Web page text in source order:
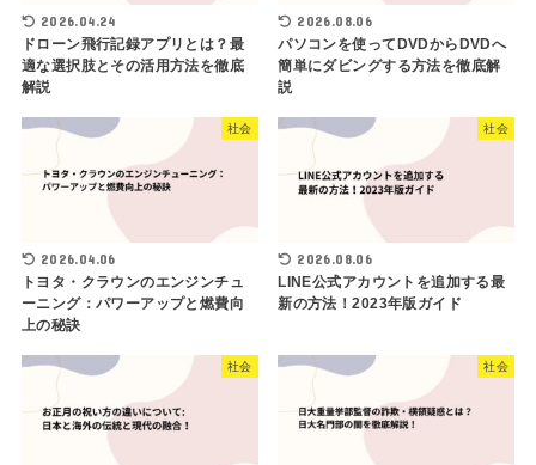
2026.04.24
ドローン飛行記録アプリとは？最
適な選択肢とその活用方法を徹底
解説
2026.08.06
パソコンを使ってDVDからDVDへ
簡単にダビングする方法を徹底解
説
社会
2026.04.06
トヨタ・クラウンのエンジンチュ
ーニング：パワーアップと燃費向
上の秘訣
社会
2026.08.06
LINE公式アカウントを追加する最
新の方法！2023年版ガイド
社会 社会